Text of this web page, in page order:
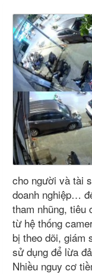
cho người và tài
doanh nghiệp…
tham nhũng,
từ hệ thống
bị theo dõi, giám
sử dụng để lừa
Nhiều nguy cơ